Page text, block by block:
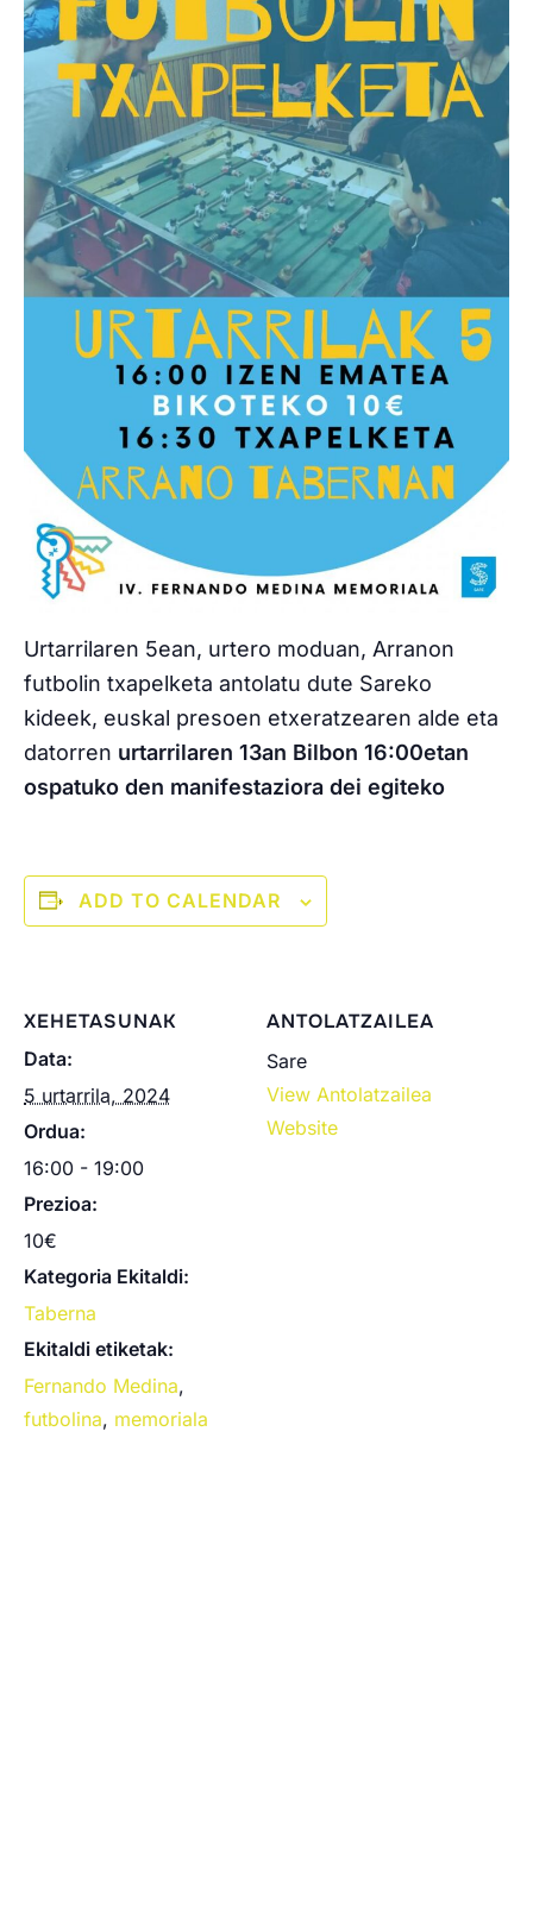
Urtarrilaren 5ean, urtero moduan, Arranon
futbolin txapelketa antolatu dute Sareko
kideek, euskal presoen etxeratzearen alde eta
datorren urtarrilaren 13an Bilbon 16:00etan
ospatuko den manifestaziora dei egiteko
ADD TO CALENDAR
XEHETASUNAK
Data:
5 urtarrila, 2024
Ordua:
16:00 - 19:00
Prezioa:
10€
Kategoria Ekitaldi:
Taberna
Ekitaldi etiketak:
Fernando Medina,
futbolina, memoriala
ANTOLATZAILEA
Sare
View Antolatzailea
Website